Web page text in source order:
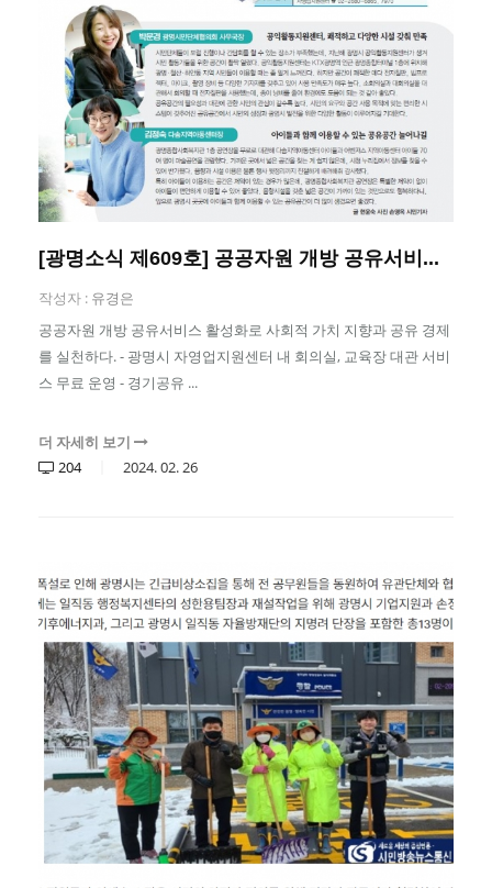
[광명소식 제609호] 공공자원 개방 공유서비...
작성자 : 유경은
공공자원 개방 공유서비스 활성화로 사회적 가치 지향과 공유 경제
를 실천하다. - 광명시 자영업지원센터 내 회의실, 교육장 대관 서비
스 무료 운영 - 경기공유 ...
더 자세히 보기
204
2024.02.26